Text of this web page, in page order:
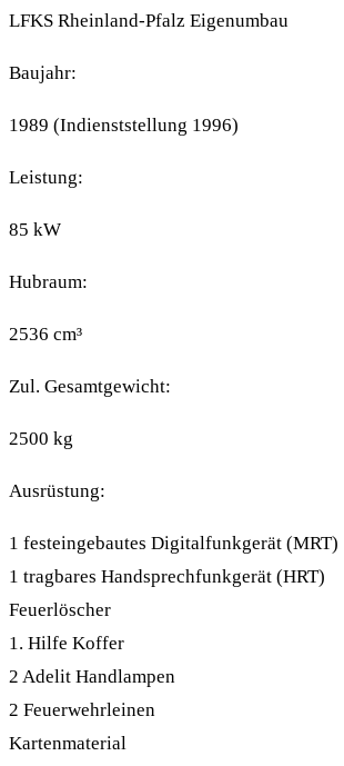
LFKS Rheinland-Pfalz Eigenumbau
Baujahr:
1989 (Indienststellung 1996)
Leistung:
85 kW
Hubraum:
2536 cm³
Zul. Gesamtgewicht:
2500 kg
Ausrüstung:
1 festeingebautes Digitalfunkgerät (MRT)
1 tragbares Handsprechfunkgerät (HRT)
Feuerlöscher
1. Hilfe Koffer
2 Adelit Handlampen
2 Feuerwehrleinen
Kartenmaterial